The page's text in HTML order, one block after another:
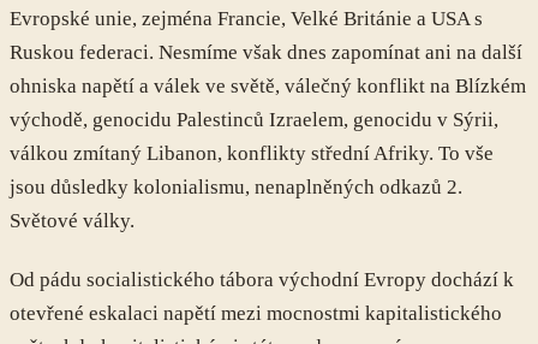
Evropské unie, zejména Francie, Velké Británie a USA s
Ruskou federaci. Nesmíme však dnes zapomínat ani na další
ohniska napětí a válek ve světě, válečný konflikt na Blízkém
východě, genocidu Palestinců Izraelem, genocidu v Sýrii,
válkou zmítaný Libanon, konflikty střední Afriky. To vše
jsou důsledky kolonialismu, nenaplněných odkazů 2.
Světové války.
Od pádu socialistického tábora východní Evropy dochází k
otevřené eskalaci napětí mezi mocnostmi kapitalistického